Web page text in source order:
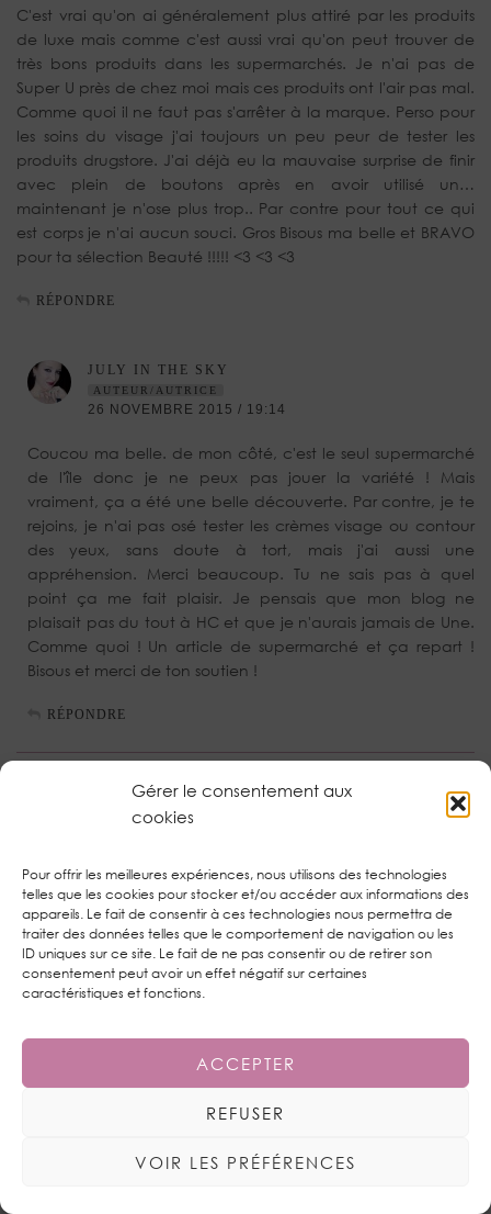
Gérer le consentement aux
cookies
Pour offrir les meilleures expériences, nous utilisons des technologies
telles que les cookies pour stocker et/ou accéder aux informations des
appareils. Le fait de consentir à ces technologies nous permettra de
traiter des données telles que le comportement de navigation ou les
ID uniques sur ce site. Le fait de ne pas consentir ou de retirer son
consentement peut avoir un effet négatif sur certaines
caractéristiques et fonctions.
ACCEPTER
REFUSER
VOIR LES PRÉFÉRENCES
C'est vrai qu'on ai généralement plus attiré par les produits
de luxe mais comme c'est aussi vrai qu'on peut trouver de
très bons produits dans les supermarchés. Je n'ai pas de
Super U près de chez moi mais ces produits ont l'air pas mal.
Comme quoi il ne faut pas s'arrêter à la marque. Perso pour
les soins du visage j'ai toujours un peu peur de tester les
produits drugstore. J'ai déjà eu la mauvaise surprise de finir
avec plein de boutons après en avoir utilisé un…
maintenant je n'ose plus trop.. Par contre pour tout ce qui
est corps je n'ai aucun souci. Gros Bisous ma belle et BRAVO
pour ta sélection Beauté !!!!! <3 <3 <3
RÉPONDRE
JULY IN THE SKY
AUTEUR/AUTRICE
26 NOVEMBRE 2015 / 19:14
Coucou ma belle. de mon côté, c'est le seul supermarché
de l'île donc je ne peux pas jouer la variété ! Mais
vraiment, ça a été une belle découverte. Par contre, je te
rejoins, je n'ai pas osé tester les crèmes visage ou contour
des yeux, sans doute à tort, mais j'ai aussi une
appréhension. Merci beaucoup. Tu ne sais pas à quel
point ça me fait plaisir. Je pensais que mon blog ne
plaisait pas du tout à HC et que je n'aurais jamais de Une.
Comme quoi ! Un article de supermarché et ça repart !
Bisous et merci de ton soutien !
RÉPONDRE
PRETTY AND CIE
(mais j'ai pas de U dans mon coin 🙁 ) moi aussi j'utilise des
produits que je trouve en supermarchés genre So Bio, nivea,
petit marseillais ou dop… des produits pas trop cher quoi!
pas besoin de payer des trucs de para ou de parfumerie qui
coute une fesse, ça je le réserve plus facilement au
maquillage et encore, j'utilise beaucoup Bourjois, rimmel ou
je suis plus exigeante!